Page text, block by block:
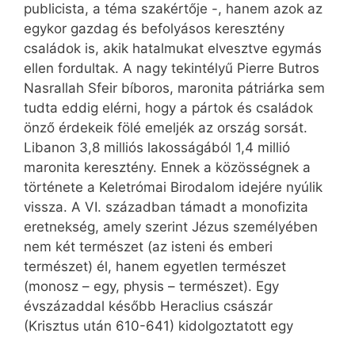
publicista, a téma szakértője -, hanem azok az
egykor gazdag és befolyásos keresztény
családok is, akik hatalmukat elvesztve egymás
ellen fordultak. A nagy tekintélyű Pierre Butros
Nasrallah Sfeir bíboros, maronita pátriárka sem
tudta eddig elérni, hogy a pártok és családok
önző érdekeik fölé emeljék az ország sorsát.
Libanon 3,8 milliós lakosságából 1,4 millió
maronita keresztény. Ennek a közösségnek a
története a Keletrómai Birodalom idejére nyúlik
vissza. A VI. században támadt a monofizita
eretnekség, amely szerint Jézus személyében
nem két természet (az isteni és emberi
természet) él, hanem egyetlen természet
(monosz – egy, physis – természet). Egy
évszázaddal később Heraclius császár
(Krisztus után 610-641) kidolgoztatott egy